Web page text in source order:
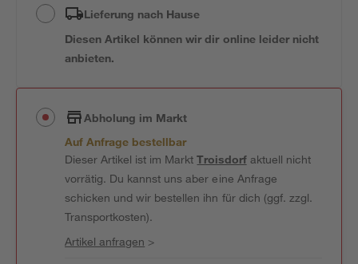
Lieferung nach Hause
Diesen Artikel können wir dir online leider nicht
anbieten.
Abholung im Markt
Auf Anfrage bestellbar
Dieser Artikel ist im MarktTroisdorfaktuell nicht
vorrätig. Du kannst uns aber eine Anfrage
schicken und wir bestellen ihn für dich (ggf. zzgl.
Transportkosten).
Artikel anfragen >